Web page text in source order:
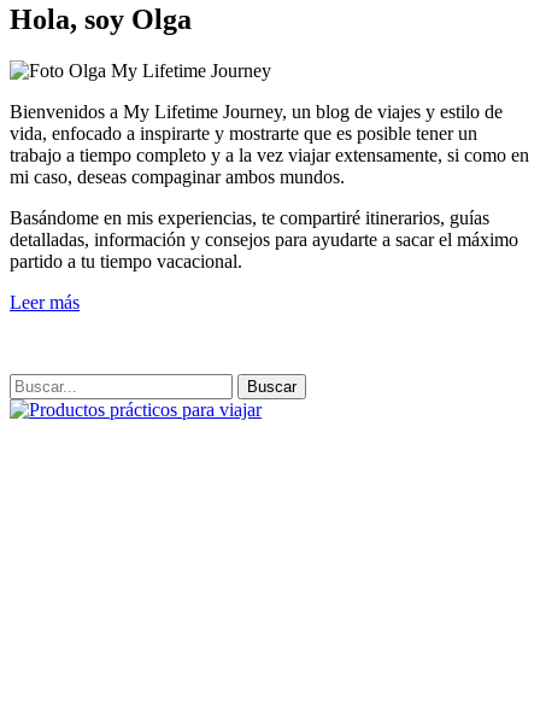
Hola, soy Olga
Bienvenidos a My Lifetime Journey, un blog de viajes y estilo de
vida, enfocado a inspirarte y mostrarte que es posible tener un
trabajo a tiempo completo y a la vez viajar extensamente, si como en
mi caso, deseas compaginar ambos mundos.
Basándome en mis experiencias, te compartiré itinerarios, guías
detalladas, información y consejos para ayudarte a sacar el máximo
partido a tu tiempo vacacional.
Leer más
Buscar: